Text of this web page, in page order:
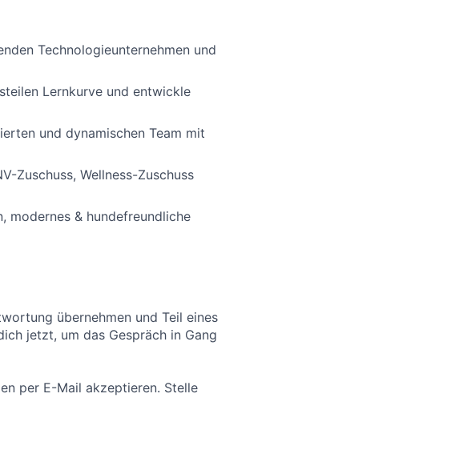
Technologieunternehmen und
Lernkurve und entwickle
und dynamischen Team mit
Zuschuss, Wellness-Zuschuss
modernes & hundefreundliche
übernehmen und Teil eines
jetzt, um das Gespräch in Gang
per E-Mail akzeptieren. Stelle